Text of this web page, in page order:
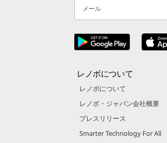
メール
レノボについて
レノボについて
レノボ・ジャパン会社概要
プレスリリース
Smarter Technology For All